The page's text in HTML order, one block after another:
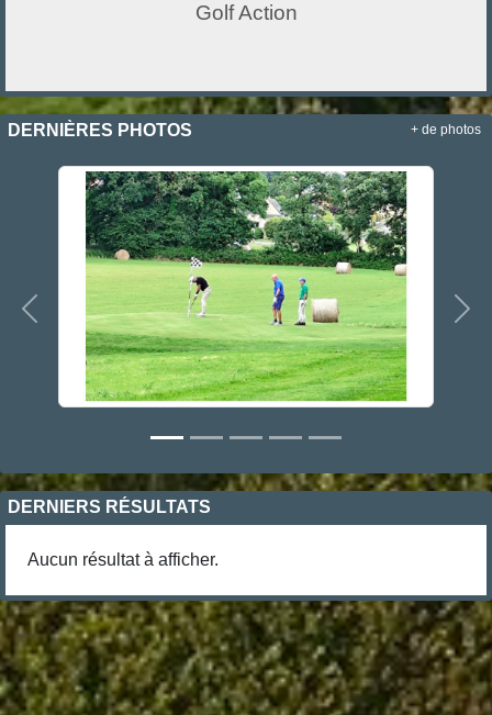
Golf Action
DERNIÈRES PHOTOS
Précedent
+ de photos
DERNIERS RÉSULTATS
Aucun résultat à afficher.